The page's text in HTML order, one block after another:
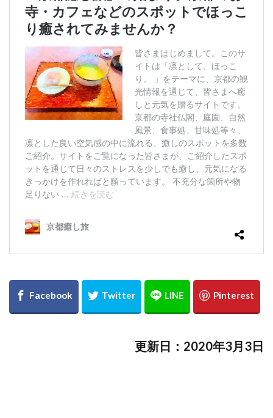
更新日：2020年3月3日